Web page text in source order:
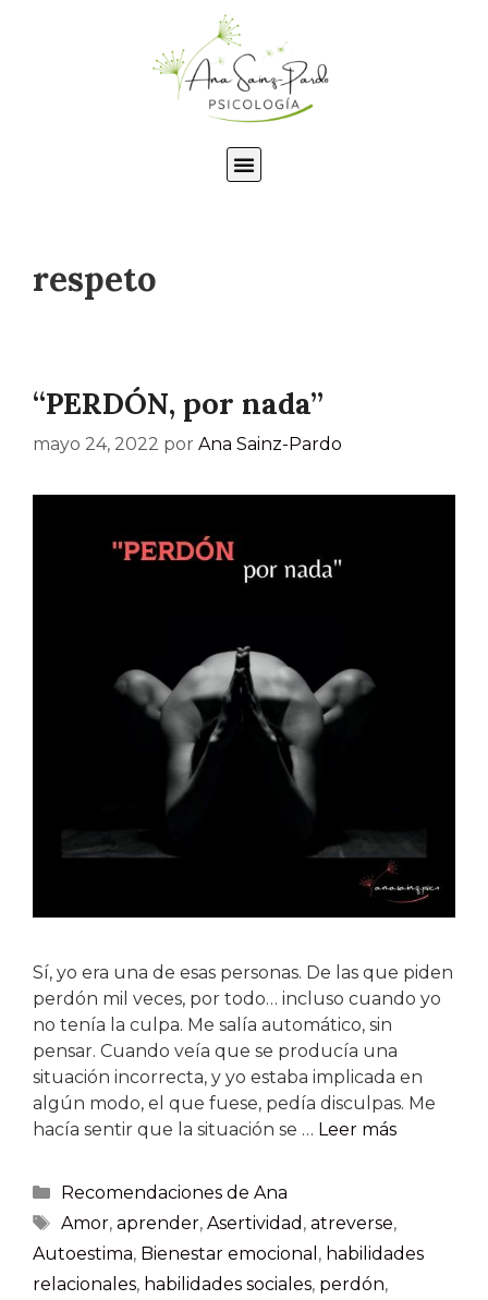
respeto
“PERDÓN, por nada”
mayo 24, 2022 por Ana Sainz-Pardo
Sí, yo era una de esas personas. De las que piden
perdón mil veces, por todo… incluso cuando yo
no tenía la culpa. Me salía automático, sin
pensar. Cuando veía que se producía una
situación incorrecta, y yo estaba implicada en
algún modo, el que fuese, pedía disculpas. Me
hacía sentir que la situación se … Leer más
Recomendaciones de Ana
Amor, aprender, Asertividad , atreverse,
Autoestima, Bienestar emocional , habilidades
relacionales, habilidades sociales, perdón,